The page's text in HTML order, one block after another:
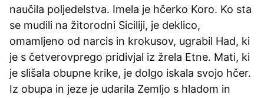
naučila poljedelstva. Imela je hčerko Koro. Ko sta
se mudili na žitorodni Siciliji, je deklico,
omamljeno od narcis in krokusov, ugrabil Had, ki
je s četverovprego pridivjal iz žrela Etne. Mati, ki
je slišala obupne krike, je dolgo iskala svojo hčer.
Iz obupa in jeze je udarila Zemljo s hladom in